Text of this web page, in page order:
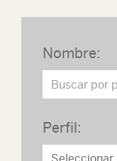
Nombre:
Perfil: